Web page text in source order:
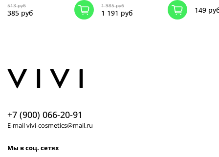
513 руб
385 руб
1 985 руб
1 191 руб 149
+7 (900) 066-20-91
E-mail vivi-cosmetics@mail.ru
Мы в соц. сетях